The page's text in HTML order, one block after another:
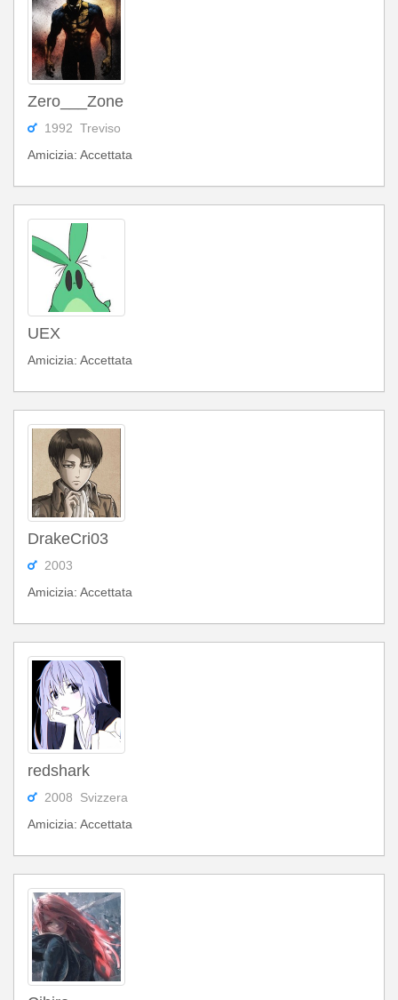
Zero___Zone
1992 Treviso
Amicizia: Accettata
UEX
Amicizia: Accettata
DrakeCri03
2003
Amicizia: Accettata
redshark
2008 Svizzera
Amicizia: Accettata